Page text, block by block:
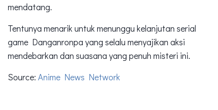
mendatang.
Tentunya menarik untuk menunggu kelanjutan serial
game Danganronpa yang selalu menyajikan aksi
mendebarkan dan suasana yang penuh misteri ini.
Source: Anime News Network